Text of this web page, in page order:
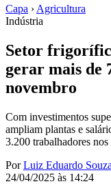
Capa › Agricultura
Indústria
Setor
gerar mais de
novembro
Com investimentos
ampliam plantas e
3.200 trabalhadores
PorLuiz Eduardo Souza
24/04/2025 às 14:24